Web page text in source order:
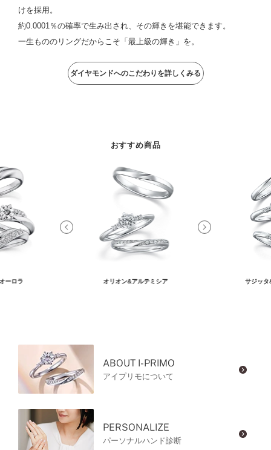
けを採用。
約0.0001％の確率で生み出され、その輝きを堪能できます。
一生もののリングだからこそ「最上級の輝き」を。
ダイヤモンドへのこだわりを詳しくみる
おすすめ商品
ーロラ オリオン&アルテミシア サジッタ
ABOUT I-PRIMO
アイプリモについて
PERSONALIZE
パーソナルハンド診断